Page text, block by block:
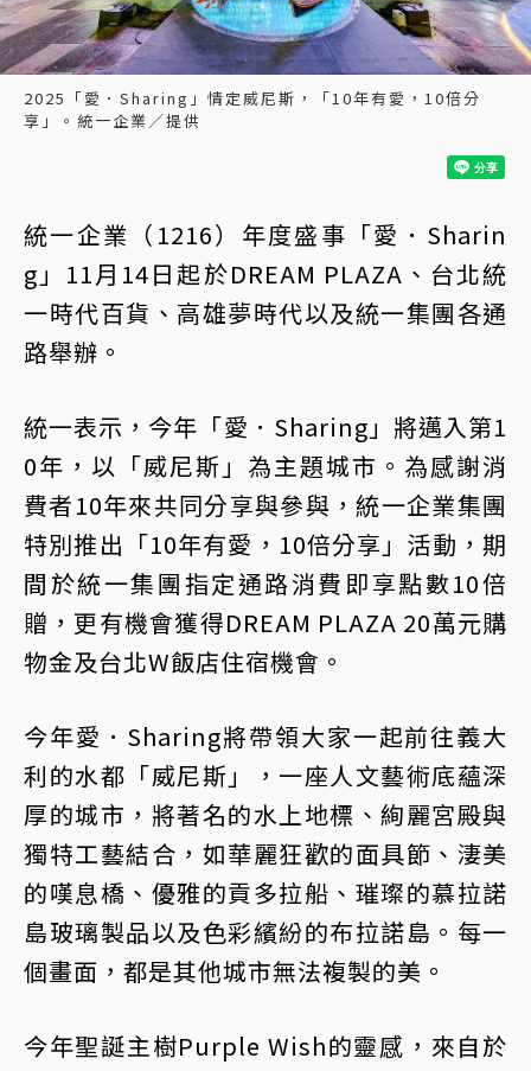
2025「愛．Sharing」情定威尼斯，「10年有愛，10倍分
享」。統一企業／提供
統一企業（1216）年度盛事「愛．Sharin
g」11月14日起於DREAM PLAZA、台北統
一時代百貨、高雄夢時代以及統一集團各通
路舉辦。
統一表示，今年「愛．Sharing」將邁入第1
0年，以「威尼斯」為主題城市。為感謝消
費者10年來共同分享與參與，統一企業集團
特別推出「10年有愛，10倍分享」活動，期
間於統一集團指定通路消費即享點數10倍
贈，更有機會獲得DREAM PLAZA 20萬元購
物金及台北W飯店住宿機會。
今年愛．Sharing將帶領大家一起前往義大
利的水都「威尼斯」，一座人文藝術底蘊深
厚的城市，將著名的水上地標、絢麗宮殿與
獨特工藝結合，如華麗狂歡的面具節、淒美
的嘆息橋、優雅的貢多拉船、璀璨的慕拉諾
島玻璃製品以及色彩繽紛的布拉諾島。每一
個畫面，都是其他城市無法複製的美。
今年聖誕主樹Purple Wish的靈感，來自於